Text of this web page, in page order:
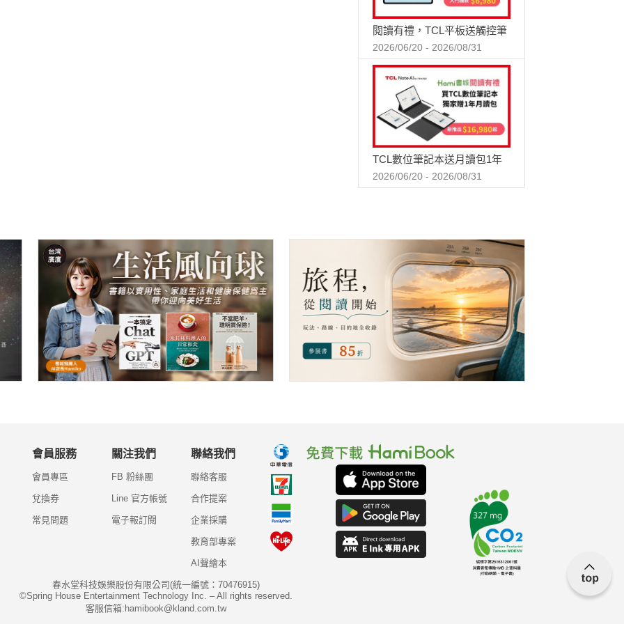
閱讀有禮，TCL平板送觸控筆
2026/06/20 - 2026/08/31
TCL數位筆記本送月讀包1年
2026/06/20 - 2026/08/31
會員服務
會員專區
兌換券
常見問題
關注我們
FB 粉絲團
Line 官方帳號
電子報訂閱
聯絡我們
聯絡客服
合作提案
企業採購
教育部專案
AI聲繪本
春水堂科技娛樂股份有限公司(統一編號：70476915)
©Spring House Entertainment Technology Inc. – All rights reserved.
客服信箱:hamibook@kland.com.tw